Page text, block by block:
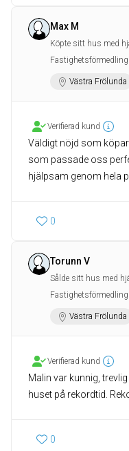
Max M
Köpte sitt hus med
Fastighetsförmedling
Västra Frölunda
Verifierad kund
Väldigt nöjd som
som passade oss
hjälpsam genom hela
0
Torunn V
Sålde sitt hus med
Fastighetsförmedling
Västra Frölunda
Verifierad kund
Malin var kunnig,
huset på rekordtid.
0